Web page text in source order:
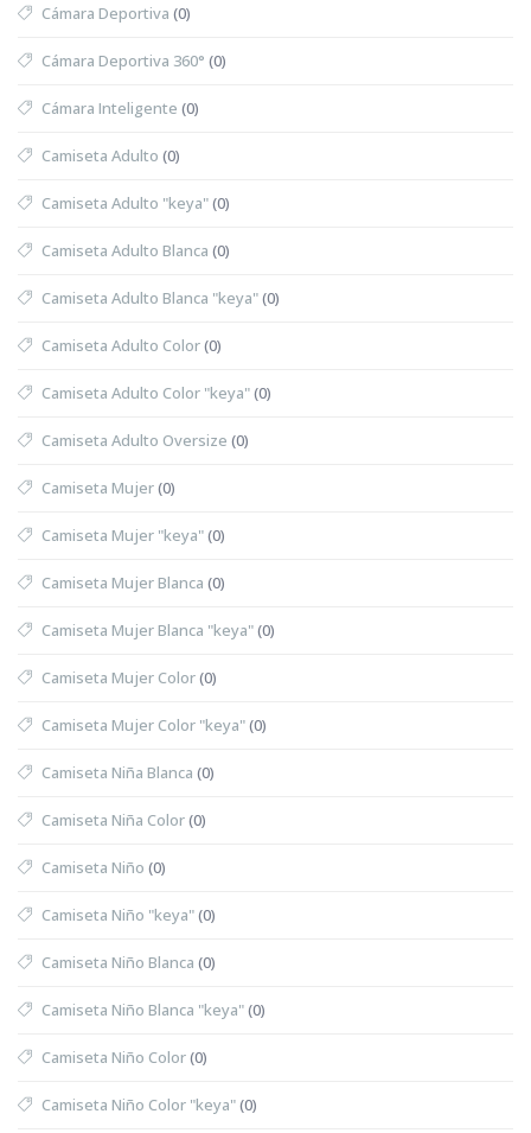
Cámara Deportiva (0)
Cámara Deportiva 360° (0)
Cámara Inteligente (0)
Camiseta Adulto (0)
Camiseta Adulto "keya"(0)
Camiseta Adulto Blanca (0)
Camiseta Adulto Blanca "keya"(0)
Camiseta Adulto Color(0)
Camiseta Adulto Color "keya"(0)
Camiseta Adulto Oversize (0)
Camiseta Mujer(0)
Camiseta Mujer "keya"(0)
Camiseta Mujer Blanca (0)
Camiseta Mujer Blanca "keya"(0)
Camiseta Mujer Color(0)
Camiseta Mujer Color "keya"(0)
Camiseta Niña Blanca (0)
Camiseta Niña Color(0)
Camiseta Niño (0)
Camiseta Niño "keya"(0)
Camiseta Niño Blanca (0)
Camiseta Niño Blanca "keya"(0)
Camiseta Niño Color(0)
Camiseta Niño Color "keya"(0)